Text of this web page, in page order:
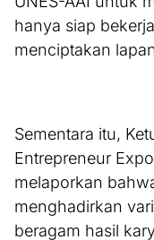
hanya siap
menciptakan
Sementara itu,
Entrepreneur
melaporkan
menghadirkan
beragam hasil